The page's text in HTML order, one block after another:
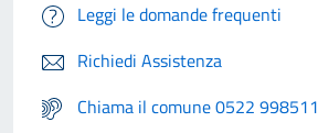
Leggi le domande frequenti
Richiedi Assistenza
Chiama il comune 0522 998511